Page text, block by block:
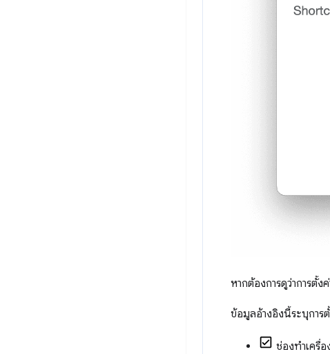
หากต้องการดูว่าการตั้
ข้อมูลอ้างอิงนี้ระบุการ
ช่องทำเครื่อ